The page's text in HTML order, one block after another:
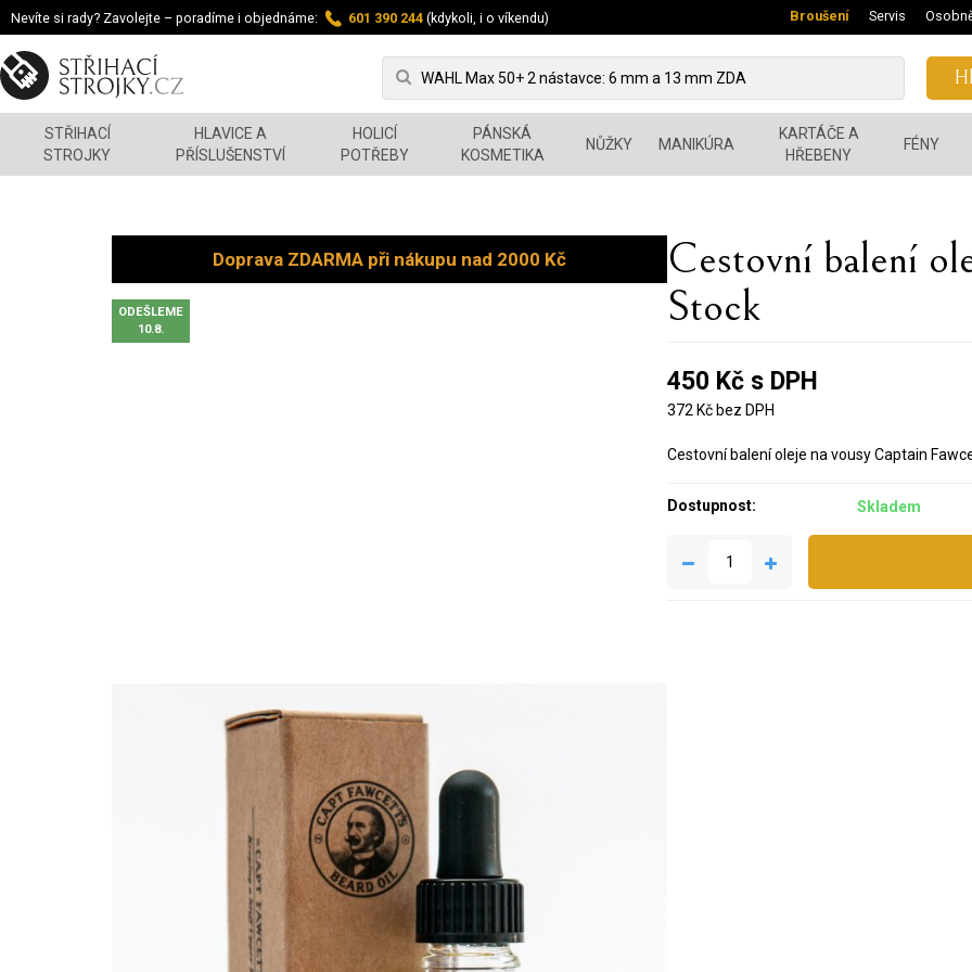
Nevíte si rady? Zavolejte – poradíme i objednáme: 601 390 244 (kdykoli, i o víkendu) Broušení Servis
STŘIHACÍ
STROJKY
HLAVICE A
PŘÍSLUŠENSTVÍ
HOLICÍ
POTŘEBY
PÁNSKÁ
KOSMETIKA
NŮŽKY MANIKÚRA
KARTÁČE A
HŘEBENY
FÉNY
Doprava ZDARMA při nákupu nad 2000 Kč
ODEŠLEME
10.8.
Cestovní balení
Stock
450 Kč s DPH
372 Kč bez DPH
Cestovní balení oleje na vousy Captain
Dostupnost: Skladem